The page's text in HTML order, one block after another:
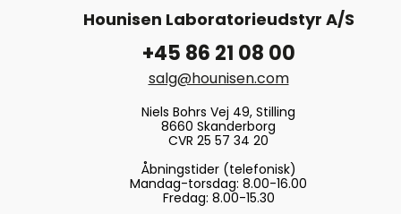
Hounisen Laboratorieudstyr A/S
+45 86 21 08 00
salg@hounisen.com
Niels Bohrs Vej 49, Stilling
8660 Skanderborg
CVR 25 57 34 20
Åbningstider (telefonisk)
Mandag-torsdag: 8.00-16.00
Fredag: 8.00-15.30